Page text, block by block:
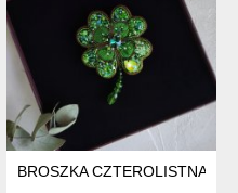
– RĘCZNE WYKONANIE,
BROSZKA CZTEROLISTNA